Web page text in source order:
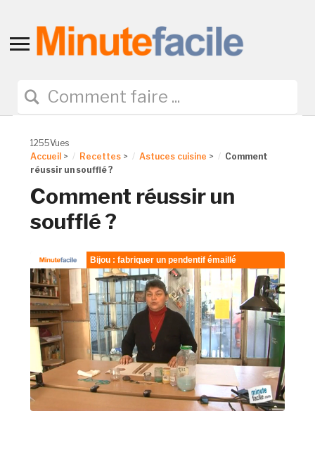
Toggle
navigation
1255Vues
Accueil > Recettes > Astuces cuisine >
Comment
réussir un soufflé ?
Comment réussir un
soufflé ?